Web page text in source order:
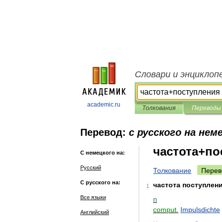
academic.ru
Словари и
Толкования Переводы
Перевод: с русского на
С немецкого на:
Русский
С русского на:
Все языки
Английский
Толкование
1 частота
n
comput Impulsdichte